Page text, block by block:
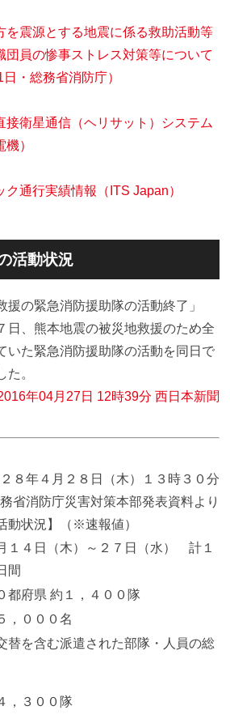
を震源とする地震に係る救助活動等
団員の惨事ストレス対策等について
日・総務省消防庁）
接衛星通信（ヘリサット）システム
）
ク通行実績情報（ITS Japan）
活動状況
援の緊急消防援助隊の活動終了」
日、熊本地震の被災地救援のため全
いた緊急消防援助隊の活動を同日で
た。
年04月27日 12時39分 西日本新聞
８年４月２８日（木）１３時３０分
省消防庁災害対策本部発表資料より
動状況】（※速報値）
１４日（木）～２７日（水） 計１
間
都府県 約１，４００隊
，０００名
替を含む派遣された部隊・人員の総
，３００隊